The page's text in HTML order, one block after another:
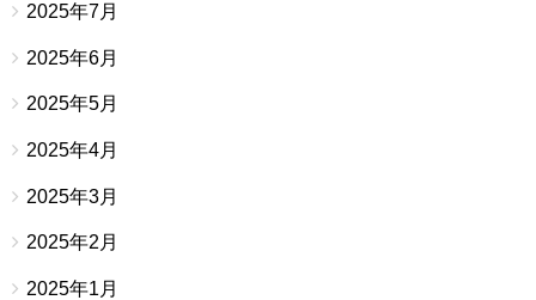
2025年7月
2025年6月
2025年5月
2025年4月
2025年3月
2025年2月
2025年1月